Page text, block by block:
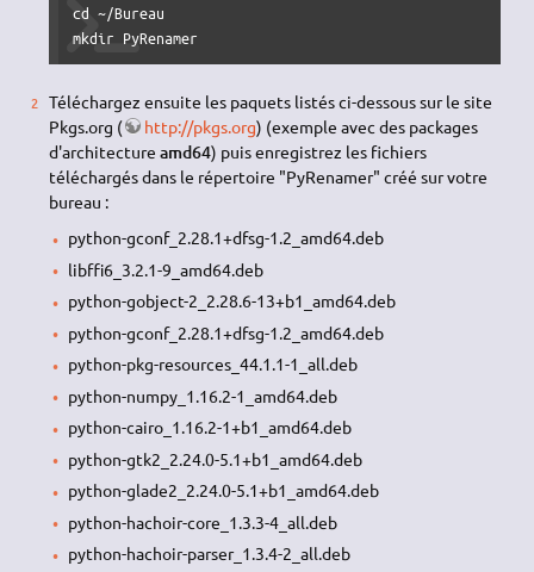
cd ~/Bureau
mkdir PyRenamer
Téléchargez ensuite les paquets listés ci-dessous sur le site
Pkgs.org (
http://pkgs.org) (exemple avec des packages
d'architecture amd64) puis enregistrez les fichiers
téléchargés dans le répertoire "PyRenamer" créé sur votre
bureau :
python-gconf_2.28.1+dfsg-1.2_amd64.deb
libffi6_3.2.1-9_amd64.deb
python-gobject-2_2.28.6-13+b1_amd64.deb
python-gconf_2.28.1+dfsg-1.2_amd64.deb
python-pkg-resources_44.1.1-1_all.deb
python-numpy_1.16.2-1_amd64.deb
python-cairo_1.16.2-1+b1_amd64.deb
python-gtk2_2.24.0-5.1+b1_amd64.deb
python-glade2_2.24.0-5.1+b1_amd64.deb
python-hachoir-core_1.3.3-4_all.deb
python-hachoir-parser_1.3.4-2_all.deb